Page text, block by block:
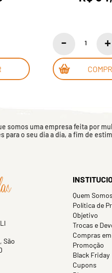
somos uma empresa feita por
para o seu dia a dia, a fim de
São
Quem Somos
Política de
Objetivo
Trocas e
Compras
Promoção
Black Friday
Cupons